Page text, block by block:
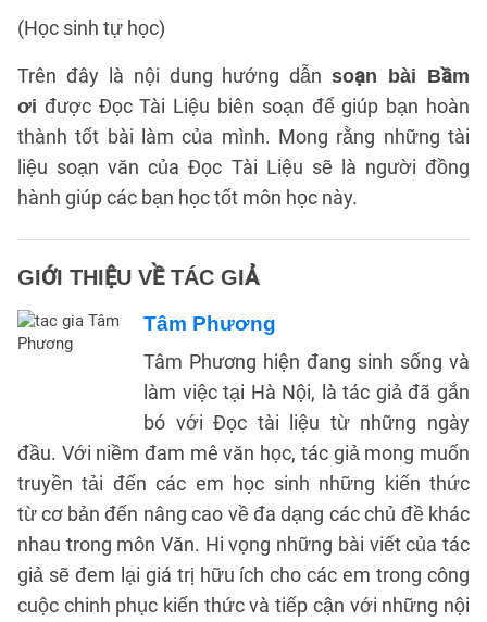
(Học sinh tự học)
Trên đây là nội dung hướng dẫnsoạn bài Bầm
ơi được Đọc Tài Liệu biên soạn để giúp bạn hoàn
thành tốt bài làm của mình. Mong rằng những tài
liệu soạn văn của Đọc Tài Liệu sẽ là người đồng
hành giúp các bạn học tốt môn học này.
GIỚI THIỆU VỀ TÁC GIẢ
Tâm Phương
Tâm Phương hiện đang sinh sống và
làm việc tại Hà Nội, là tác giả đã gắn
bó với Đọc tài liệu từ những ngày
đầu. Với niềm đam mê văn học, tác giả mong muốn
truyền tải đến các em học sinh những kiến thức
từ cơ bản đến nâng cao về đa dạng các chủ đề khác
nhau trong môn Văn. Hi vọng những bài viết của tác
giả sẽ đem lại giá trị hữu ích cho các em trong công
cuộc chinh phục kiến thức và tiếp cận với những nội